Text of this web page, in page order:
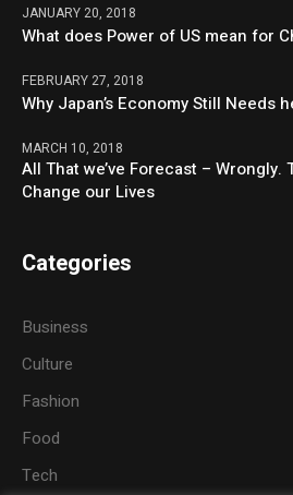
JANUARY 20, 2018
What does Power of US mean for
FEBRUARY 27, 2018
Why Japan’s Economy Still Needs
MARCH 10, 2018
All That we’ve Forecast – Wrongly.
Change our Lives
Categories
Business
Culture
Fashion
Food
Tech